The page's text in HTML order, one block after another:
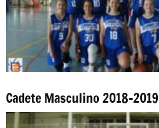
Cadete Masculino 2018-2019